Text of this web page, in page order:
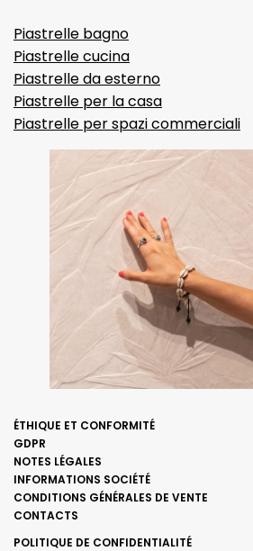
Piastrelle bagno
Piastrelle cucina
Piastrelle da esterno
Piastrelle per la casa
Piastrelle per spazi commerciali
ÉTHIQUE ET CONFORMITÉ
GDPR
NOTES LÉGALES
INFORMATIONS SOCIÉTÉ
CONDITIONS GÉNÉRALES DE VENTE
CONTACTS
POLITIQUE DE CONFIDENTIALITÉ